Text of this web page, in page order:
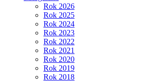
Rok 2026
Rok 2025
Rok 2024
Rok 2023
Rok 2022
Rok 2021
Rok 2020
Rok 2019
Rok 2018